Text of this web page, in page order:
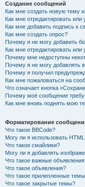
Создание сообщений
Как мне создать новую тему
Как мне отредактировать
Как мне добавить подпись к
Как мне создать опрос?
Почему я не могу добавить
Как мне отредактировать или
Почему мне недоступны
Почему я не могу добавлять
Почему я получил
Как мне пожаловаться на
Что означает кнопка
Почему моё сообщение
Как мне вновь поднять мою
Форматирование
Что такое BBCode?
Могу ли я использовать
Что такое смайлики?
Могу ли я добавлять
Что такое важные
Что такое объявления?
Что такое прилепленные
Что такое закрытые темы?